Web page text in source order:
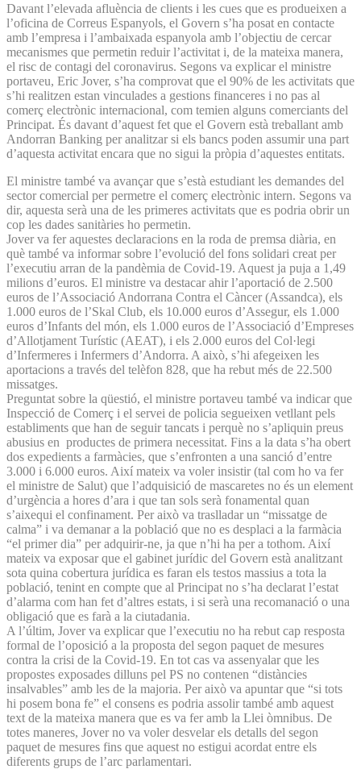
Davant l’elevada afluència de clients i les cues que es produeixen a
l’oficina de Correus Espanyols, el Govern s’ha posat en contacte
amb l’empresa i l’ambaixada espanyola amb l’objectiu de cercar
mecanismes que permetin reduir l’activitat i, de la mateixa manera,
el risc de contagi del coronavirus. Segons va explicar el ministre
portaveu, Eric Jover, s’ha comprovat que el 90% de les activitats que
s’hi realitzen estan vinculades a gestions financeres i no pas al
comerç electrònic internacional, com temien alguns comerciants del
Principat. És davant d’aquest fet que el Govern està treballant amb
Andorran Banking per analitzar si els bancs poden assumir una part
d’aquesta activitat encara que no sigui la pròpia d’aquestes entitats.
El ministre també va avançar que s’està estudiant les demandes del
sector comercial per permetre el comerç electrònic intern. Segons va
dir, aquesta serà una de les primeres activitats que es podria obrir un
cop les dades sanitàries ho permetin.
Jover va fer aquestes declaracions en la roda de premsa diària, en
què també va informar sobre l’evolució del fons solidari creat per
l’executiu arran de la pandèmia de Covid-19. Aquest ja puja a 1,49
milions d’euros. El ministre va destacar ahir l’aportació de 2.500
euros de l’Associació Andorrana Contra el Càncer (Assandca), els
1.000 euros de l’Skal Club, els 10.000 euros d’Assegur, els 1.000
euros d’Infants del món, els 1.000 euros de l’Associació d’Empreses
d’Allotjament Turístic (AEAT), i els 2.000 euros del Col·legi
d’Infermeres i Infermers d’Andorra. A això, s’hi afegeixen les
aportacions a través del telèfon 828, que ha rebut més de 22.500
missatges.
Preguntat sobre la qüestió, el ministre portaveu també va indicar que
Inspecció de Comerç i el servei de policia segueixen vetllant pels
establiments que han de seguir tancats i perquè no s’apliquin preus
abusius en productes de primera necessitat. Fins a la data s’ha obert
dos expedients a farmàcies, que s’enfronten a una sanció d’entre
3.000 i 6.000 euros. Així mateix va voler insistir (tal com ho va fer
el ministre de Salut) que l’adquisició de mascaretes no és un element
d’urgència a hores d’ara i que tan sols serà fonamental quan
s’aixequi el confinament. Per això va traslladar un “missatge de
calma” i va demanar a la població que no es desplaci a la farmàcia
“el primer dia” per adquirir-ne, ja que n’hi ha per a tothom. Així
mateix va exposar que el gabinet jurídic del Govern està analitzant
sota quina cobertura jurídica es faran els testos massius a tota la
població, tenint en compte que al Principat no s’ha declarat l’estat
d’alarma com han fet d’altres estats, i si serà una recomanació o una
obligació que es farà a la ciutadania.
A l’últim, Jover va explicar que l’executiu no ha rebut cap resposta
formal de l’oposició a la proposta del segon paquet de mesures
contra la crisi de la Covid-19. En tot cas va assenyalar que les
propostes exposades dilluns pel PS no contenen “distàncies
insalvables” amb les de la majoria. Per això va apuntar que “si tots
hi posem bona fe” el consens es podria assolir també amb aquest
text de la mateixa manera que es va fer amb la Llei òmnibus. De
totes maneres, Jover no va voler desvelar els detalls del segon
paquet de mesures fins que aquest no estigui acordat entre els
diferents grups de l’arc parlamentari.